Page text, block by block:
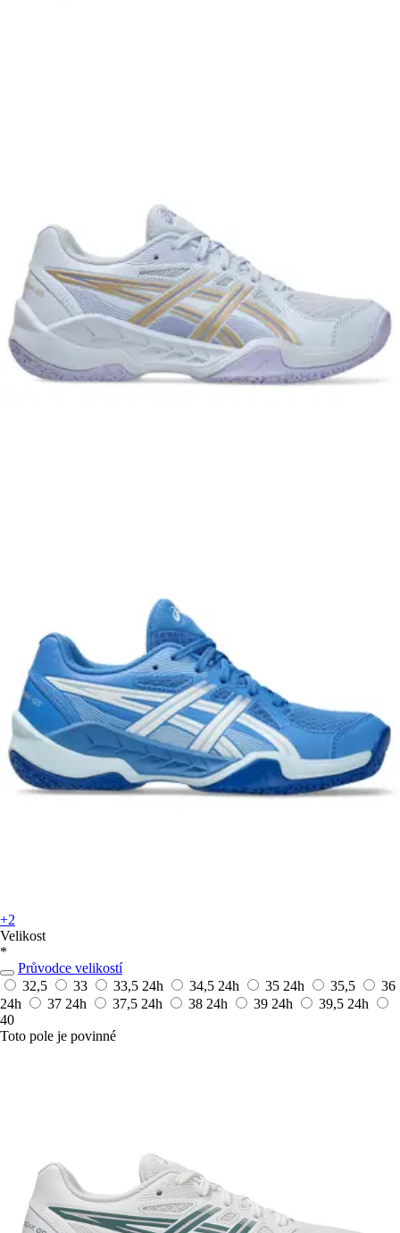
+2
Velikost
*
Průvodce velikostí
32,5
33 33,5 24h 34,5 24h 35 24h 35,5
36
24h
37 24h 37,5 24h 38 24h 39 24h 39,5 24h
40
Toto pole je povinné